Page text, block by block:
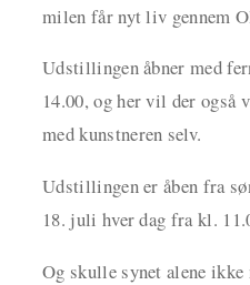
milen får nyt liv gennem
Udstillingen åbner med
14.00, og her vil der
med kunstneren selv.
Udstillingen er åben fra
18. juli hver dag fra kl.
Og skulle synet alene